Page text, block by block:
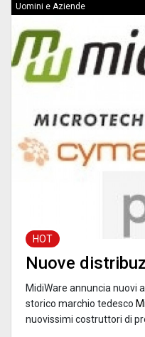
Uomini e Aziende
HOT
Nuove
MidiWare annuncia nuovi
storico marchio tedesco
nuovissimi costruttori di